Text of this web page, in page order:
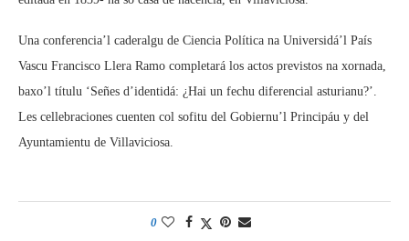
Una conferencia’l caderalgu de Ciencia Política na Universidá’l País
Vascu Francisco Llera Ramo completará los actos previstos na xornada,
baxo’l títulu ‘Señes d’identidá: ¿Hai un fechu diferencial asturianu?’.
Les cellebraciones cuenten col sofitu del Gobiernu’l Principáu y del
Ayuntamientu de Villaviciosa.
0